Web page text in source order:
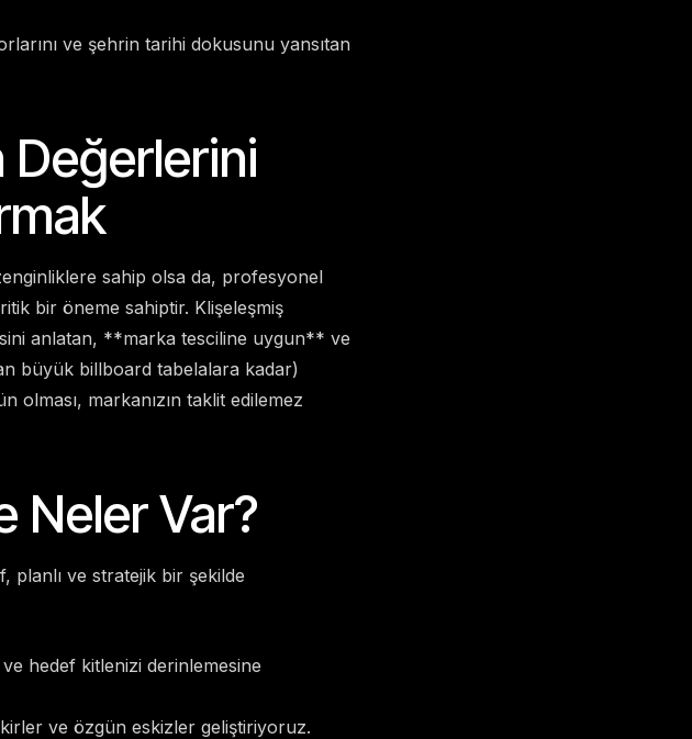
ve şehrin tarihi dokusunu yansıtan
Değerlerini
sahip olsa da, profesyonel
bir öneme sahiptir. Klişeleşmiş
anlatan, **marka tesciline uygun** ve
büyük billboard tabelalara kadar)
olması, markanızın taklit edilemez
Neler Var?
planlı ve stratejik bir şekilde
hedef kitlenizi derinlemesine
ve özgün eskizler geliştiriyoruz.